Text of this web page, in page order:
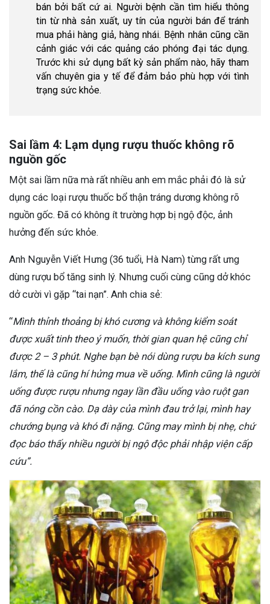
bán bởi bất cứ ai. Người bệnh cần tìm hiểu thông
tin từ nhà sản xuất, uy tín của người bán để tránh
mua phải hàng giả, hàng nhái. Bệnh nhân cũng cần
cảnh giác với các quảng cáo phóng đại tác dụng.
Trước khi sử dụng bất kỳ sản phẩm nào, hãy tham
vấn chuyên gia y tế để đảm bảo phù hợp với tình
trạng sức khỏe.
Sai lầm 4: Lạm dụng rượu thuốc không rõ
nguồn gốc
Một sai lầm nữa mà rất nhiều anh em mắc phải đó là sử
dụng các loại rượu thuốc bổ thận tráng dương không rõ
nguồn gốc. Đã có không ít trường hợp bị ngộ độc, ảnh
hưởng đến sức khỏe.
Anh Nguyễn Viết Hưng (36 tuổi, Hà Nam) từng rất ưng
dùng rượu bổ tăng sinh lý. Nhưng cuối cùng cũng dở khóc
dở cười vì gặp “tai nạn”. Anh chia sẻ:
“Mình thỉnh thoảng bị khó cương và không kiểm soát
được xuất tinh theo ý muốn, thời gian quan hệ cũng chỉ
được 2 – 3 phút. Nghe bạn bè nói dùng rượu ba kích sung
lắm, thế là cũng hí hửng mua về uống. Mình cũng là người
uống được rượu nhưng ngay lần đầu uống vào ruột gan
đã nóng cồn cào. Dạ dày của mình đau trở lại, mình hay
chướng bụng và khó đi nặng. Cũng may mình bị nhẹ, chứ
đọc báo thấy nhiều người bị ngộ độc phải nhập viện cấp
cứu”.